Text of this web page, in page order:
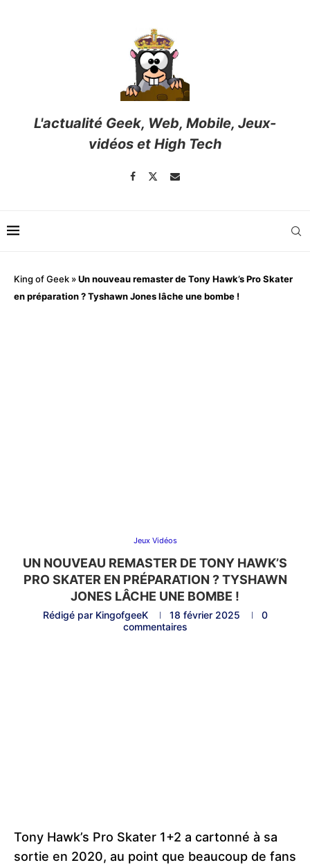
L'actualité Geek, Web, Mobile, Jeux-
vidéos et High Tech
King of Geek »Un nouveau remaster de Tony Hawk’s Pro Skater
en préparation ? Tyshawn Jones lâche une bombe !
Jeux Vidéos
UN NOUVEAU REMASTER DE TONY HAWK’S
PRO SKATER EN PRÉPARATION ? TYSHAWN
JONES LÂCHE UNE BOMBE !
Rédigé par KingofgeeK 18 février 2025
0
commentaires
Tony Hawk’s Pro Skater 1+2 a cartonné à sa
sortie en 2020, au point que beaucoup de fans